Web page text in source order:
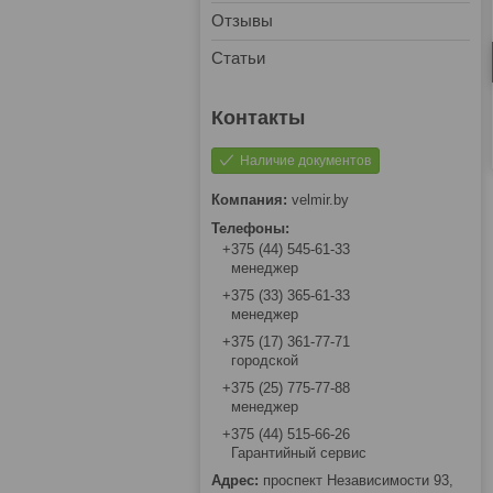
Отзывы
Статьи
Наличие документов
velmir.by
+375 (44) 545-61-33
менеджер
+375 (33) 365-61-33
менеджер
+375 (17) 361-77-71
городской
+375 (25) 775-77-88
менеджер
+375 (44) 515-66-26
Гарантийный сервис
проспект Независимости 93,